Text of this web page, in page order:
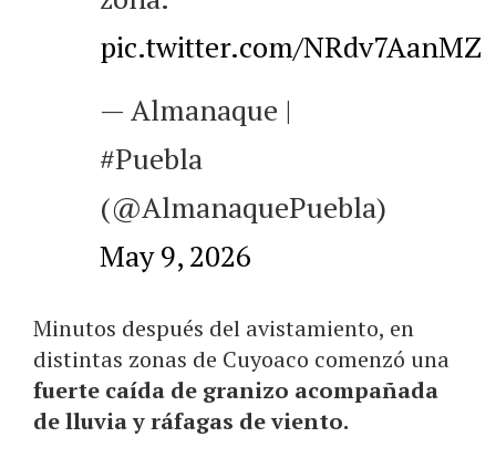
pic.twitter.com/NRdv7AanMZ
— Almanaque |
#Puebla
(@AlmanaquePuebla)
May 9, 2026
Minutos después del avistamiento, en
distintas zonas de Cuyoaco comenzó una
fuerte caída de granizo acompañada
de lluvia y ráfagas de viento.